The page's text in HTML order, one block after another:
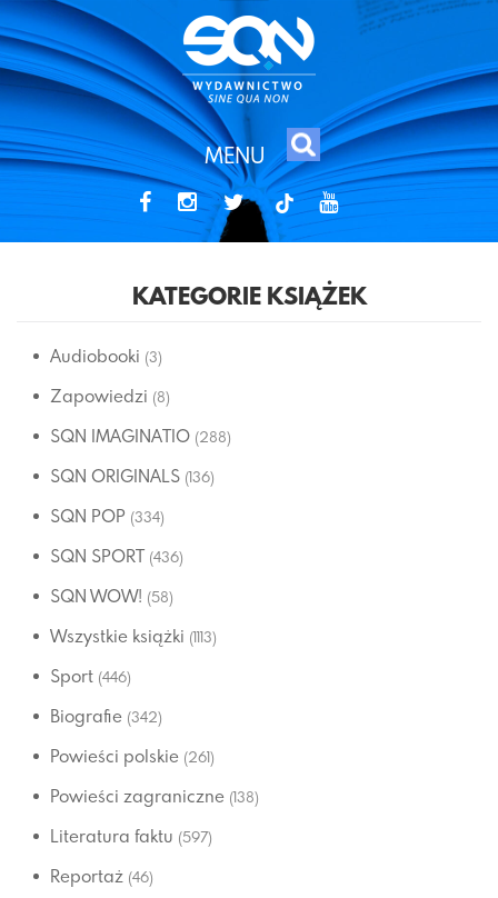
MENU
tiktok
KATEGORIE KSIĄŻEK
Audiobooki (3)
Zapowiedzi (8)
SQN IMAGINATIO (288)
SQN ORIGINALS (136)
SQN POP (334)
SQN SPORT (436)
SQN WOW! (58)
Wszystkie książki (1113)
Sport (446)
Biografie (342)
Powieści polskie (261)
Powieści zagraniczne (138)
Literatura faktu (597)
Reportaż (46)